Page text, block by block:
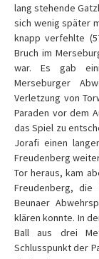
lang stehende
sich wenig später
knapp verfehlte
Bruch im
war. Es gab
Merseburger
Verletzung von
Paraden vor dem
das Spiel zu
Jorafi einen
Freudenberg
Tor heraus, kam
Freudenberg, die
Beunaer
klären konnte. In
Ball aus drei
Schlusspunkt der